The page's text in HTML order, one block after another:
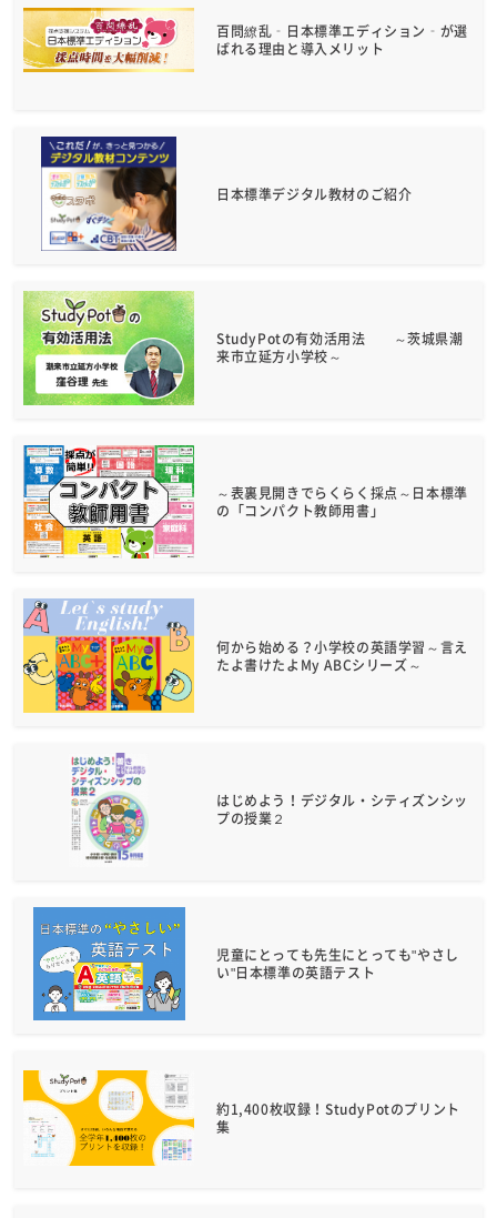
百問繚乱‑日本標準エディション‑が選
ばれる理由と導入メリット
日本標準デジタル教材のご紹介
StudyPotの有効活用法 ～茨城県潮
来市立延方小学校～
～表裏見開きでらくらく採点～日本標準
の「コンパクト教師用書」
何から始める？小学校の英語学習～言え
たよ書けたよMy ABCシリーズ～
はじめよう！デジタル・シティズンシッ
プの授業２
児童にとっても先生にとっても"やさし
い"日本標準の英語テスト
約1,400枚収録！StudyPotのプリント
集